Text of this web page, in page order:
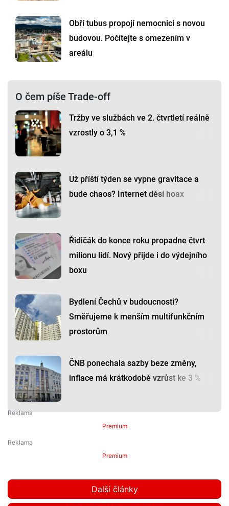
Obří tubus propojí nemocnici s novou
budovou. Počítejte s omezením v
areálu
O čem píše Trade-off
Tržby ve službách ve 2. čtvrtletí reálně
vzrostly o 3,1 %
Už příští týden se vypne gravitace a
bude chaos? Internet děsí hoax
Řidičák do konce roku propadne čtvrt
milionu lidí. Nový přijde i do výdejního
boxu
Bydlení Čechů v budoucnosti?
Směřujeme k menším multifunkčním
prostorům
ČNB ponechala sazby beze změny,
inflace má krátkodobě vzrůst ke 3 %
Premium
Premium
Další články